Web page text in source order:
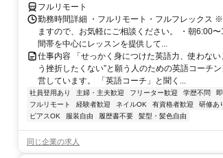
フルリモート
勤務時間詳細 ・フルリモート・フルフレックス
ますので、お気軽にご相談ください。 ・朝6:00
間帯を中心にレッスンを提供して...
仕事内容 「せっかく身につけた英語力、使わな
う挫折したくない”と願う人のための英語コーチ
営しています。 「英語コーチ」と聞く...
社員登用あり 主婦・主夫歓迎 フリーター歓迎 学歴不問
フルリモート
経験者歓迎 ネイルOK 有資格者歓迎 研修あ
ピアスOK
服装自由 履歴書不要 髪型・髪色自由
同じ企業の求人